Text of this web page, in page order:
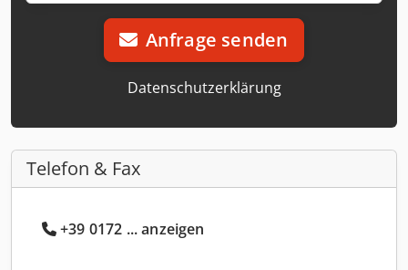
Anfrage senden
Datenschutzerklärung
Telefon & Fax
+39 0172 ... anzeigen